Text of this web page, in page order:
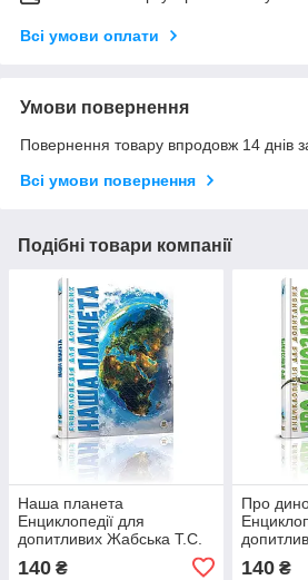
Всі умови оплати
Умови повернення
Повернення товару впродовж 14 днів
Всі умови повернення
Подібні товари компанії
Наша планета
Енциклопедії для
допитливих Жабська Т.С.
140 ₴
Про
140₴